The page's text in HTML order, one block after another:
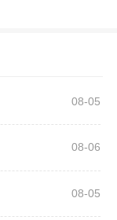
08-05
08-06
08-05